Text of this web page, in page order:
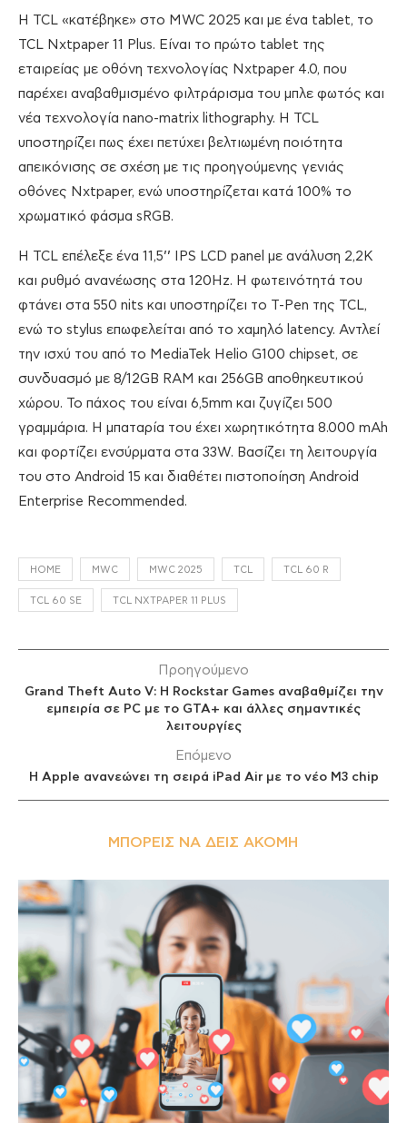
Η TCL «κατέβηκε» στο MWC 2025 και με ένα tablet, το
TCL Nxtpaper 11 Plus. Είναι το πρώτο tablet της
εταιρείας με οθόνη τεχνολογίας Nxtpaper 4.0, που
παρέχει αναβαθμισμένο φιλτράρισμα του μπλε φωτός και
νέα τεχνολογία nano-matrix lithography. Η TCL
υποστηρίζει πως έχει πετύχει βελτιωμένη ποιότητα
απεικόνισης σε σχέση με τις προηγούμενης γενιάς
οθόνες Nxtpaper, ενώ υποστηρίζεται κατά 100% το
χρωματικό φάσμα sRGB.
Η TCL επέλεξε ένα 11,5’’ IPS LCD panel με ανάλυση 2,2K
και ρυθμό ανανέωσης στα 120Hz. Η φωτεινότητά του
φτάνει στα 550 nits και υποστηρίζει το T-Pen της TCL,
ενώ το stylus επωφελείται από το χαμηλό latency. Αντλεί
την ισχύ του από το MediaTek Helio G100 chipset, σε
συνδυασμό με 8/12GB RAM και 256GB αποθηκευτικού
χώρου. Το πάχος του είναι 6,5mm και ζυγίζει 500
γραμμάρια. Η μπαταρία του έχει χωρητικότητα 8.000 mAh
και φορτίζει ενσύρματα στα 33W. Βασίζει τη λειτουργία
του στο Android 15 και διαθέτει πιστοποίηση Android
Enterprise Recommended.
HOME MWC MWC 2025 TCL TCL 60 R
TCL 60 SE TCL NXTPAPER 11 PLUS
Προηγούμενο
Grand Theft Auto V: Η Rockstar Games αναβαθμίζει την
εμπειρία σε PC με το GTA+ και άλλες σημαντικές
λειτουργίες
Επόμενο
Η Apple ανανεώνει τη σειρά iPad Air με το νέο M3 chip
ΜΠΟΡΕΊΣ ΝΑ ΔΕΙΣ ΑΚΌΜΗ